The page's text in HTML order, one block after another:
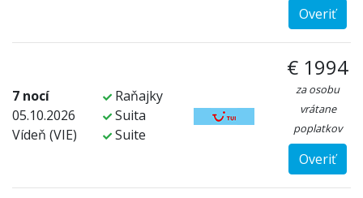
Overiť
7 nocí
05.10.2026
Vídeň (VIE)
Raňajky
Suita
Suite
€ 1994
za osobu
vrátane
poplatkov
Overiť